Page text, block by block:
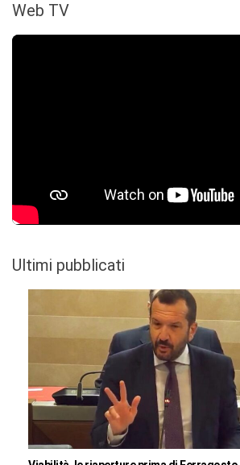
Web TV
Ultimi pubblicati